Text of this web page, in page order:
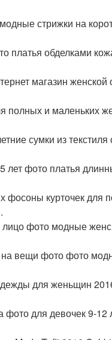
стрижки на
платья обделками
магазин
полных и маленьких
сумки из
фото платья
курточек для
лицо фото модные
вещи фото фото
для женьщин
для девочек 9-